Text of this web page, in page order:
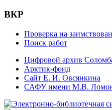
ВКР
Проверка на
Поиск работ
Цифровой архив
Арктик-фонд
Сайт Е. И. Овсянкина
САФУ имени М.В.